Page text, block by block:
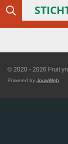
Ga
hoofdinhoud
© 2020 - 2026 Fruit
Powered by JouwWeb